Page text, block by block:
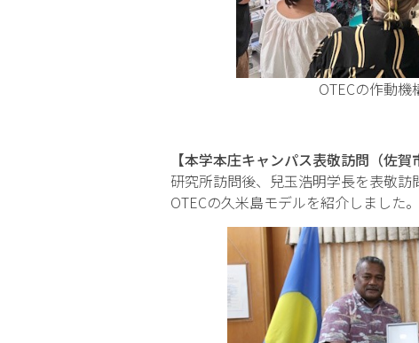
OTEC
【本学本庄キャンパス表敬訪問（佐賀
研究所訪問後、兒玉浩明学長を表敬
OTECの久米島モデルを紹介しました。